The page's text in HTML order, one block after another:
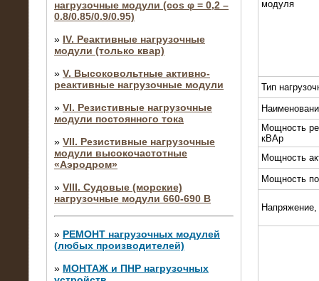
нагрузочные модули (cos φ = 0,2 –
0.8/0.85/0.9/0.95)
» IV. Реактивные нагрузочные
модули (только квар)
» V. Высоковольтные активно-
реактивные нагрузочные модули
» VI. Резистивные нагрузочные
модули постоянного тока
» VII. Резистивные нагрузочные
модули высокочастотные
«Аэродром»
» VIII. Судовые (морские)
нагрузочные модули 660-690 В
» РЕМОНТ нагрузочных модулей
(любых производителей)
» МОНТАЖ и ПНР нагрузочных
модуля
Тип
Мощность
кВАр
Мощность
Мощность